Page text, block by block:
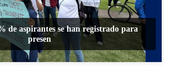
de aspirantes se han registrado para
presen